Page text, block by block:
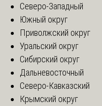
Северо-Западный
Южный округ
Приволжский округ
Уральский округ
Сибирский округ
Дальневосточный
Северо-Кавказский
Крымский округ